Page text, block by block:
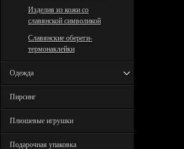
Изделия из кожи со
славянской символикой
Славянские обереги-
термонаклейки
Одежда
Пирсинг
Плюшевые игрушки
Подарочная упаковка